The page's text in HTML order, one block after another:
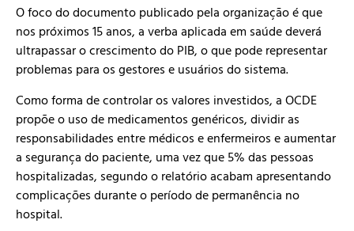
O foco do documento publicado pela organização é que
nos próximos 15 anos, a verba aplicada em saúde deverá
ultrapassar o crescimento do PIB, o que pode representar
problemas para os gestores e usuários do sistema.
Como forma de controlar os valores investidos, a OCDE
propõe o uso de medicamentos genéricos, dividir as
responsabilidades entre médicos e enfermeiros e aumentar
a segurança do paciente, uma vez que 5% das pessoas
hospitalizadas, segundo o relatório acabam apresentando
complicações durante o período de permanência no
hospital.